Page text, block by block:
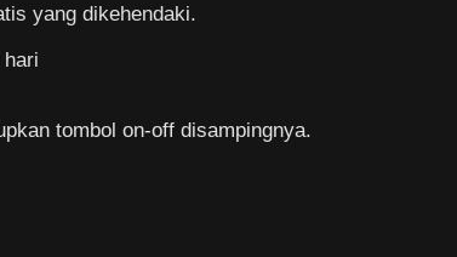
yang dikehendaki.
tombol on-off disampingnya.